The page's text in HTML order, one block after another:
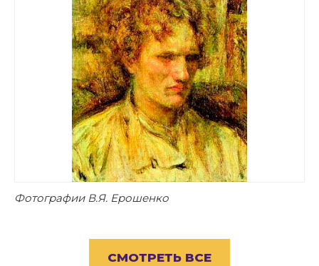
Фотографии В.Я. Ерошенко
СМОТРЕТЬ ВСЕ